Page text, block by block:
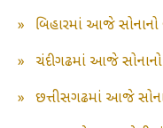
»
બિહારમાં આજે
»
ચંદીગઢમાં આજે
»
છત્તીસગઢમાં આજે